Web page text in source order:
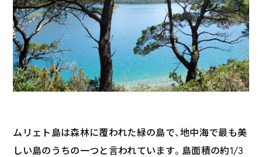
ムリェト島は森林に覆われた緑の島で、地中海で最も美
しい島のうちの一つと言われています。島面積の約1/3